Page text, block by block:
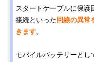
スタートケーブルに保護
接続といった回線の異常
きます。
モバイルバッテリーとし